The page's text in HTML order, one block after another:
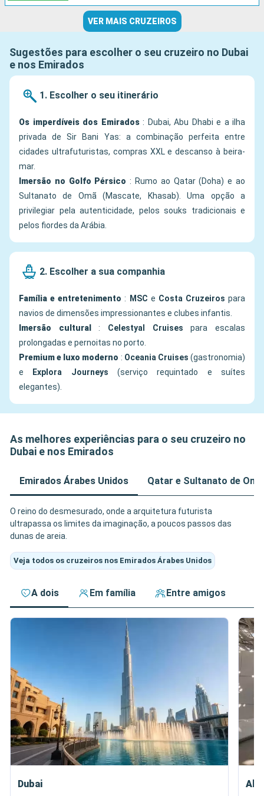
VER MAIS CRUZEIROS
Sugestões para escolher o seu cruzeiro no Dubai
e nos Emirados
1. Escolher o seu itinerário
Os imperdíveis dos Emirados: Dubai, Abu Dhabi e a ilha
privada de Sir Bani Yas: a combinação perfeita entre
cidades ultrafuturistas, compras XXL e descanso à beira-
mar.
Imersão no Golfo Pérsico : Rumo ao Qatar (Doha) e ao
Sultanato de Omã (Mascate, Khasab). Uma opção a
privilegiar pela autenticidade, pelos souks tradicionais e
pelos fiordes da Arábia.
2. Escolher a sua companhia
Família e entretenimento : MSC e Costa Cruzeiros para
navios de dimensões impressionantes e clubes infantis.
Imersão cultural
: Celestyal Cruises para escalas
prolongadas e pernoitas no porto.
Premium e luxo moderno : Oceania Cruises (gastronomia)
e
Explora Journeys (serviço requintado e suítes
elegantes).
As melhores experiências para o seu cruzeiro no
Dubai e nos Emirados
Emirados Árabes Unidos Qatar e Sultanato de Omã
O reino do desmesurado, onde a arquitetura futurista
ultrapassa os limites da imaginação, a poucos passos das
dunas de areia.
Veja todos os cruzeiros nos Emirados Árabes Unidos
A dois Em família Entre amigos
Dubai